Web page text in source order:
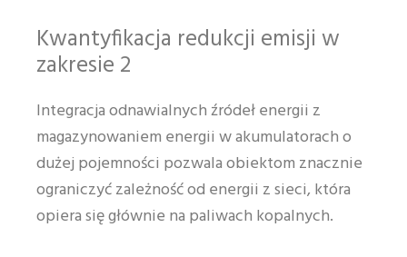
Kwantyfikacja redukcji emisji w
zakresie 2
Integracja odnawialnych źródeł energii z
magazynowaniem energii w akumulatorach o
dużej pojemności pozwala obiektom znacznie
ograniczyć zależność od energii z sieci, która
opiera się głównie na paliwach kopalnych.